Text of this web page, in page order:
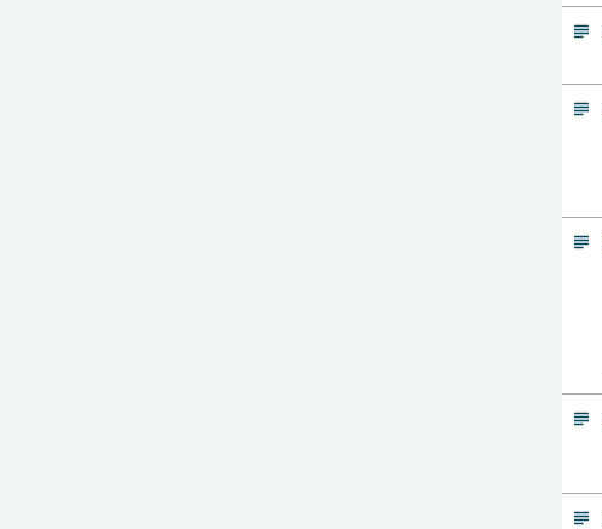
subject
subject
subject
subject
subject